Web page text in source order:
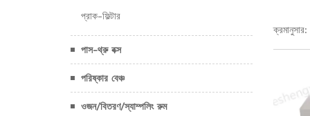
প্রাক-ফিল্টার
পাস-থ্রু বক্স
পরিষ্কার বেঞ্চ
ওজন/বিতরণ/স্যাম্পলিং রুম
ক্রমানুসার: